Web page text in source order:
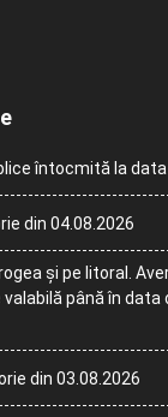
întocmită la data
din 04.08.2026
și pe litoral.
până în data
din 03.08.2026